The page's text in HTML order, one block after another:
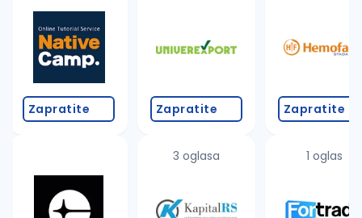
Takođe možete da:
proverite pravopisne greške (koristite č, ć, š, đ,
povećajte radijus za odabrani grad
promenite odabrane filtere pretrage
Zapratite Zapratite
3 oglasa
Zapratite
1 oglas